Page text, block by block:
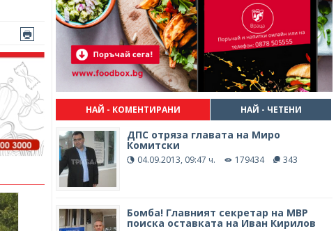
НАЙ - КОМЕНТИРАНИ НАЙ - ЧЕТЕНИ
ДПС отряза главата на Миро
Комитски
04.09.2013, 09:47 ч. 179434 343
Бомба! Главният секретар на МВР
поиска оставката на Иван Кирилов